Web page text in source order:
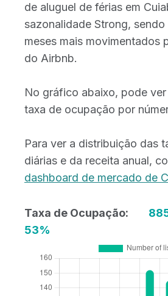
de aluguel de férias em
sazonalidade Strong,
meses mais movimentados
do Airbnb.
No gráfico abaixo, pode
taxa de ocupação por
Para ver a distribuição das
diárias e da receita anual,
dashboard de mercado de
Taxa de Ocupação:
53%